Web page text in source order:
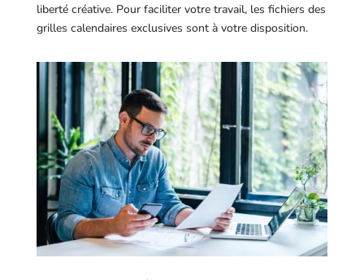
liberté créative. Pour faciliter votre travail, les fichiers des
grilles calendaires exclusives sont à votre disposition.